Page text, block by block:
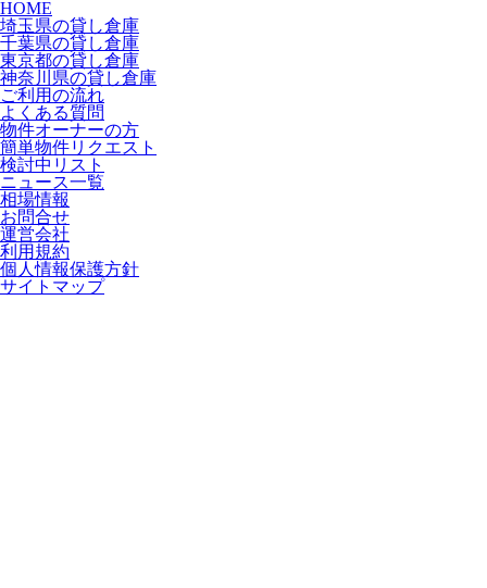
HOME
埼玉県の貸し倉庫
千葉県の貸し倉庫
東京都の貸し倉庫
神奈川県の貸し倉庫
ご利用の流れ
よくある質問
物件オーナーの方
簡単物件リクエスト
検討中リスト
ニュース一覧
相場情報
お問合せ
運営会社
利用規約
個人情報保護方針
サイトマップ